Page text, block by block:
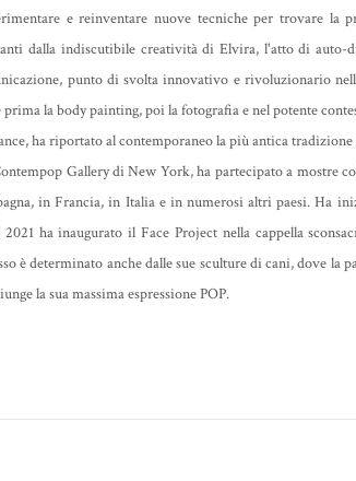
e reinventare nuove tecniche per trovare la
dalla indiscutibile creatività di Elvira, l'atto di auto-
punto di svolta innovativo e rivoluzionario
la body painting, poi la fotografia e nel potente
ha riportato al contemporaneo la più antica
Gallery di New York, ha partecipato a mostre
in Francia, in Italia e in numerosi altri paesi. Ha
ha inaugurato il Face Project nella cappella
è determinato anche dalle sue sculture di cani, dove la
la sua massima espressione POP.